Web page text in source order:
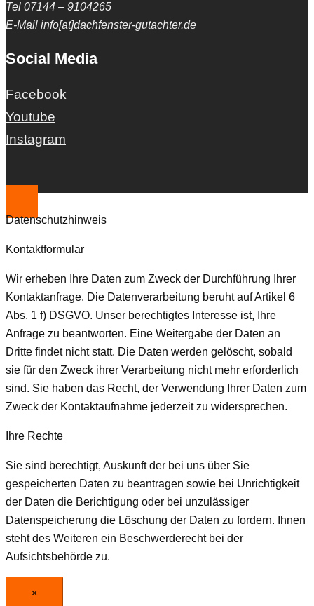
Tel 07144 – 9104265
E-Mail info[at]dachfenster-gutachter.de
Social Media
Facebook
Youtube
Instagram
Datenschutzhinweis
Kontaktformular
Wir erheben Ihre Daten zum Zweck der Durchführung Ihrer
Kontaktanfrage. Die Datenverarbeitung beruht auf Artikel 6
Abs. 1 f) DSGVO. Unser berechtigtes Interesse ist, Ihre
Anfrage zu beantworten. Eine Weitergabe der Daten an
Dritte findet nicht statt. Die Daten werden gelöscht, sobald
sie für den Zweck ihrer Verarbeitung nicht mehr erforderlich
sind. Sie haben das Recht, der Verwendung Ihrer Daten zum
Zweck der Kontaktaufnahme jederzeit zu widersprechen.
Ihre Rechte
Sie sind berechtigt, Auskunft der bei uns über Sie
gespeicherten Daten zu beantragen sowie bei Unrichtigkeit
der Daten die Berichtigung oder bei unzulässiger
Datenspeicherung die Löschung der Daten zu fordern. Ihnen
steht des Weiteren ein Beschwerderecht bei der
Aufsichtsbehörde zu.
×